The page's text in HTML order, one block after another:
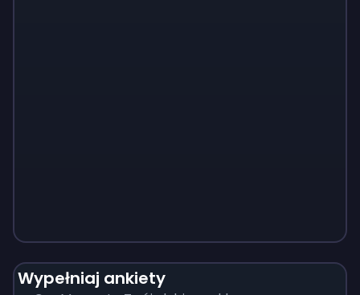
Wypełniaj ankiety